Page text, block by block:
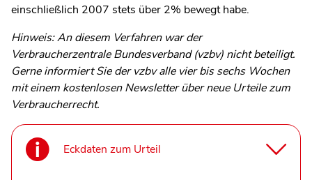
einschließlich 2007 stets über 2% bewegt habe.
Hinweis: An diesem Verfahren war der
Verbraucherzentrale Bundesverband (vzbv) nicht beteiligt.
Gerne informiert Sie der vzbv alle vier bis sechs Wochen
mit einem kostenlosen Newsletter über neue Urteile zum
Verbraucherrecht.
Eckdaten zum Urteil